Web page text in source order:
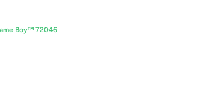
Boy™ 72046